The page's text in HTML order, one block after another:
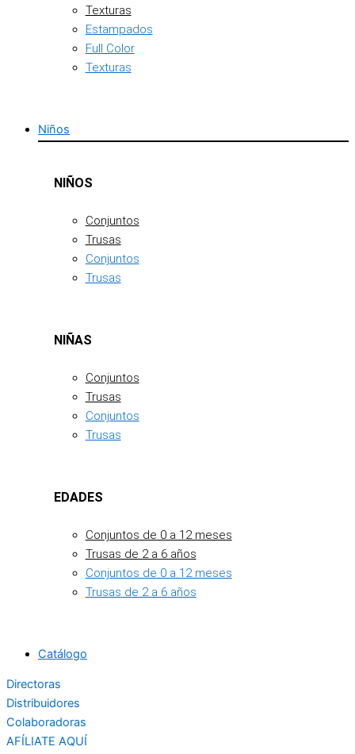
Texturas
Estampados
Full Color
Texturas
Niños
NIÑOS
Conjuntos
Trusas
Conjuntos
Trusas
NIÑAS
Conjuntos
Trusas
Conjuntos
Trusas
EDADES
Conjuntos de 0 a 12 meses
Trusas de 2 a 6 años
Conjuntos de 0 a 12 meses
Trusas de 2 a 6 años
Catálogo
Directoras
Distribuidores
Colaboradoras
AFÍLIATE AQUÍ